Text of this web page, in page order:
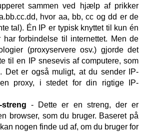
sammen ved hjælp af prikker
hvor aa, bb, cc og dd er de
tal). Én IP er typisk knyttet til kun én
har forbindelse til internettet. Men de
(proxyservere osv.) gjorde det
til en IP snesevis af computere, som
Det er også muligt, at du sender IP-
proxy, i stedet for din rigtige IP-
streng - Dette er en streng, der er
browser, som du bruger. Baseret på
nogen finde ud af, om du bruger for